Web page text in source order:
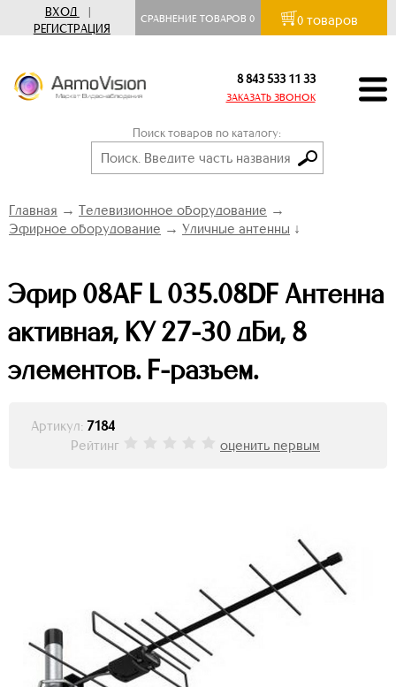
ВХОД
|
РЕГИСТРАЦИЯ
СРАВНЕНИЕ ТОВАРОВ0 0 товаров
8 843 533 11 33
ЗАКАЗАТЬ ЗВОНОК
Поиск товаров по каталогу:
Главная → Телевизионное оборудование →
Эфирное оборудование → Уличные антенны ↓
Эфир 08AF L 035.08DF Антенна
активная, КУ 27-30 дБи, 8
элементов. F-разъем.
Артикул: 7184
Рейтинг
оценить первым